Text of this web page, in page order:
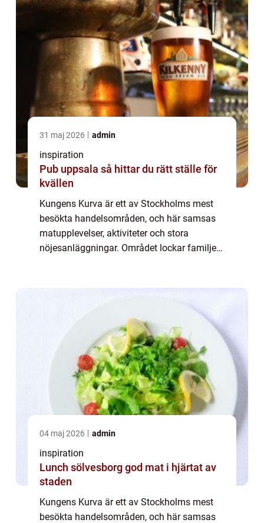
31 maj 2026 admin
inspiration
Pub uppsala så hittar du rätt ställe för
kvällen
Kungens Kurva är ett av Stockholms mest
besökta handelsområden, och här samsas
matupplevelser, aktiviteter och stora
nöjesanläggningar. Området lockar familjer,
04 maj 2026 admin
inspiration
Lunch sölvesborg god mat i hjärtat av
staden
Kungens Kurva är ett av Stockholms mest
besökta handelsområden, och här samsas